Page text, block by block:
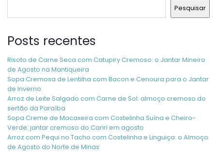
Pesquisar
Posts recentes
Risoto de Carne Seca com Catupiry Cremoso: o Jantar Mineiro
de Agosto na Mantiqueira
Sopa Cremosa de Lentilha com Bacon e Cenoura para o Jantar
de Inverno
Arroz de Leite Salgado com Carne de Sol: almoço cremoso do
sertão da Paraíba
Sopa Creme de Macaxeira com Costelinha Suína e Cheiro-
Verde: jantar cremoso do Cariri em agosto
Arroz com Pequi no Tacho com Costelinha e Linguiça: o Almoço
de Agosto do Norte de Minas